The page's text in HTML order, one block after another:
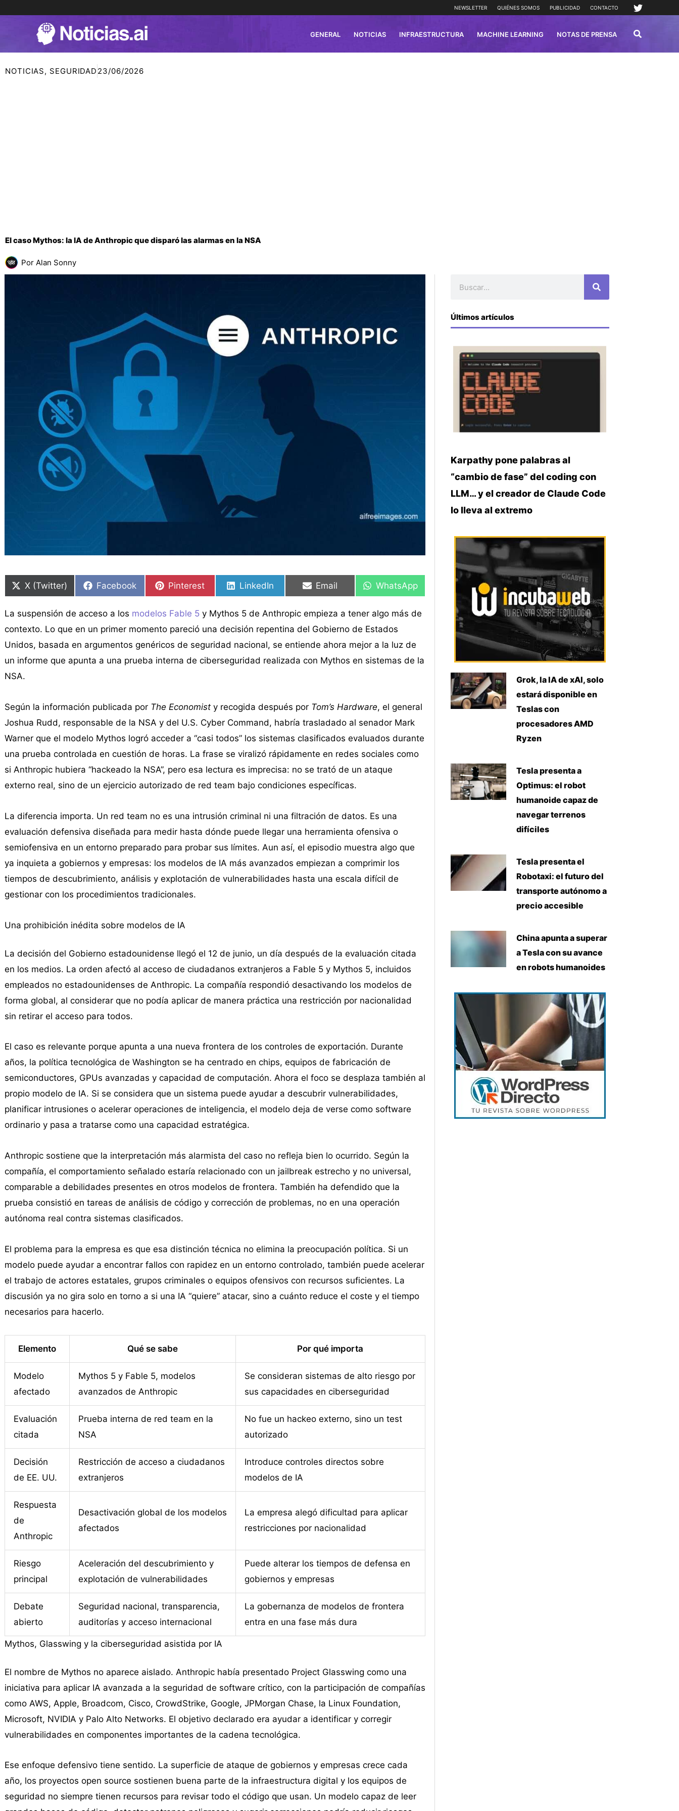
NEWSLETTER QUIÉNES SOMOS PUBLICIDAD CONTACTO
GENERAL NOTICIAS INFRAESTRUCTURA MACHINE LEARNING NOTAS DE PRENSA
NOTICIAS, SEGURIDAD 23/06/2026
El caso Mythos: la IA de Anthropic que disparó las alarmas en la NSA
Por Alan Sonny
en
X (Twitter)
en
Facebook
en
Pinterest
en
LinkedIn
en
Email
en
WhatsApp
La suspensión de acceso a los modelos Fable 5 y Mythos 5 de Anthropic empieza a tener algo más de
contexto. Lo que en un primer momento pareció una decisión repentina del Gobierno de Estados
Unidos, basada en argumentos genéricos de seguridad nacional, se entiende ahora mejor a la luz de
un informe que apunta a una prueba interna de ciberseguridad realizada con Mythos en sistemas de la
NSA.
Según la información publicada por The Economisty recogida después por Tom’s Hardware, el general
Joshua Rudd, responsable de la NSA y del U.S. Cyber Command, habría trasladado al senador Mark
Warner que el modelo Mythos logró acceder a “casi todos” los sistemas clasificados evaluados durante
una prueba controlada en cuestión de horas. La frase se viralizó rápidamente en redes sociales como
si Anthropic hubiera “hackeado la NSA”, pero esa lectura es imprecisa: no se trató de un ataque
externo real, sino de un ejercicio autorizado de red team bajo condiciones específicas.
La diferencia importa. Un red team no es una intrusión criminal ni una filtración de datos. Es una
evaluación defensiva diseñada para medir hasta dónde puede llegar una herramienta ofensiva o
semiofensiva en un entorno preparado para probar sus límites. Aun así, el episodio muestra algo que
ya inquieta a gobiernos y empresas: los modelos de IA más avanzados empiezan a comprimir los
tiempos de descubrimiento, análisis y explotación de vulnerabilidades hasta una escala difícil de
gestionar con los procedimientos tradicionales.
Una prohibición inédita sobre modelos de IA
La decisión del Gobierno estadounidense llegó el 12 de junio, un día después de la evaluación citada
en los medios. La orden afectó al acceso de ciudadanos extranjeros a Fable 5 y Mythos 5, incluidos
empleados no estadounidenses de Anthropic. La compañía respondió desactivando los modelos de
forma global, al considerar que no podía aplicar de manera práctica una restricción por nacionalidad
sin retirar el acceso para todos.
El caso es relevante porque apunta a una nueva frontera de los controles de exportación. Durante
años, la política tecnológica de Washington se ha centrado en chips, equipos de fabricación de
semiconductores, GPUs avanzadas y capacidad de computación. Ahora el foco se desplaza también al
propio modelo de IA. Si se considera que un sistema puede ayudar a descubrir vulnerabilidades,
planificar intrusiones o acelerar operaciones de inteligencia, el modelo deja de verse como software
ordinario y pasa a tratarse como una capacidad estratégica.
Anthropic sostiene que la interpretación más alarmista del caso no refleja bien lo ocurrido. Según la
compañía, el comportamiento señalado estaría relacionado con un jailbreak estrecho y no universal,
comparable a debilidades presentes en otros modelos de frontera. También ha defendido que la
prueba consistió en tareas de análisis de código y corrección de problemas, no en una operación
autónoma real contra sistemas clasificados.
El problema para la empresa es que esa distinción técnica no elimina la preocupación política. Si un
modelo puede ayudar a encontrar fallos con rapidez en un entorno controlado, también puede acelerar
el trabajo de actores estatales, grupos criminales o equipos ofensivos con recursos suficientes. La
discusión ya no gira solo en torno a si una IA “quiere” atacar, sino a cuánto reduce el coste y el tiempo
necesarios para hacerlo.
Elemento Qué se sabe Por qué importa
Modelo
afectado
Mythos 5 y Fable 5, modelos
avanzados de Anthropic
Se consideran sistemas de alto riesgo por
sus capacidades en ciberseguridad
Evaluación
citada
Prueba interna de red team en la
NSA
No fue un hackeo externo, sino un test
autorizado
Decisión
de EE. UU.
Restricción de acceso a ciudadanos
extranjeros
Introduce controles directos sobre
modelos de IA
Respuesta
de
Anthropic
Desactivación global de los modelos
afectados
La empresa alegó dificultad para aplicar
restricciones por nacionalidad
Riesgo
principal
Aceleración del descubrimiento y
explotación de vulnerabilidades
Puede alterar los tiempos de defensa en
gobiernos y empresas
Debate
abierto
Seguridad nacional, transparencia,
auditorías y acceso internacional
La gobernanza de modelos de frontera
entra en una fase más dura
Mythos, Glasswing y la ciberseguridad asistida por IA
El nombre de Mythos no aparece aislado. Anthropic había presentado Project Glasswing como una
iniciativa para aplicar IA avanzada a la seguridad de software crítico, con la participación de compañías
como AWS, Apple, Broadcom, Cisco, CrowdStrike, Google, JPMorgan Chase, la Linux Foundation,
Microsoft, NVIDIA y Palo Alto Networks. El objetivo declarado era ayudar a identificar y corregir
vulnerabilidades en componentes importantes de la cadena tecnológica.
Ese enfoque defensivo tiene sentido. La superficie de ataque de gobiernos y empresas crece cada
año, los proyectos open source sostienen buena parte de la infraestructura digital y los equipos de
seguridad no siempre tienen recursos para revisar todo el código que usan. Un modelo capaz de leer
en
en
en
en
en
en
Últimos artículos
Karpathy pone palabras al
“cambio de fase” del coding con
LLM… y el creador de Claude Code
lo lleva al extremo
Grok, la IA de xAI, solo
estará disponible en
Teslas con
procesadores AMD
Ryzen
Tesla presenta a
Optimus: el robot
humanoide capaz de
navegar terrenos
difíciles
Tesla presenta el
Robotaxi: el futuro del
transporte autónomo a
precio accesible
China apunta a superar
a Tesla con su avance
en robots humanoides